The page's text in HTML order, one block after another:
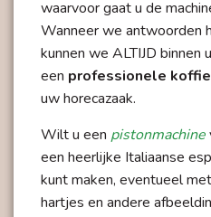
waarvoor gaat u de
Wanneer we antwoorden
kunnen we ALTIJD binnen
een professionele
uw horecazaak.
Wilt u een pistonmachine
een heerlijke Italiaanse
kunt maken, eventueel
hartjes en andere